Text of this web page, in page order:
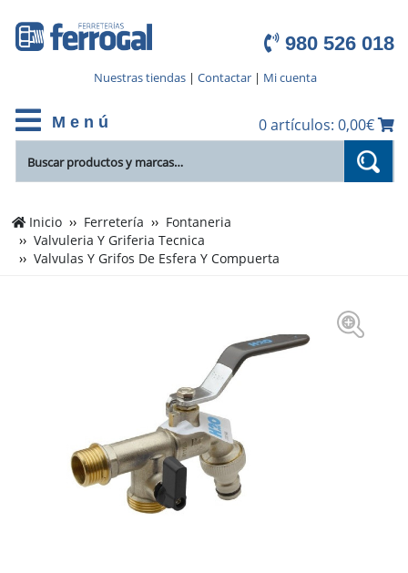
980 526 018
Nuestras tiendas| Contactar| Mi cuenta
M e n ú 0 artículos: 0,00€
Inicio Ferretería
Fontaneria
Valvuleria Y Griferia Tecnica
Valvulas Y Grifos De Esfera Y Compuerta